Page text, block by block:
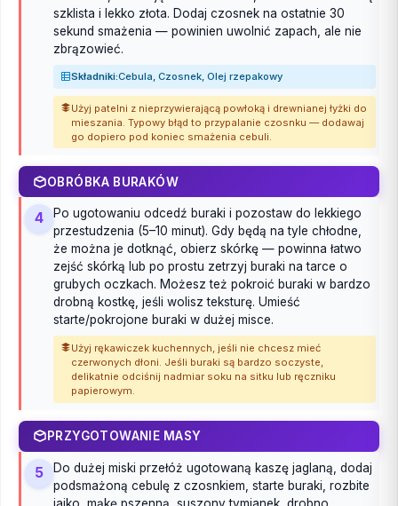
szklista i lekko złota. Dodaj czosnek na ostatnie 30
sekund smażenia — powinien uwolnić zapach, ale nie
zbrązowieć.
Składniki:Cebula, Czosnek, Olej rzepakowy
Użyj patelni z nieprzywierającą powłoką i drewnianej łyżki do
mieszania. Typowy błąd to przypalanie czosnku — dodawaj
go dopiero pod koniec smażenia cebuli.
OBRÓBKA BURAKÓW
4
Po ugotowaniu odcedź buraki i pozostaw do lekkiego
przestudzenia (5–10 minut). Gdy będą na tyle chłodne,
że można je dotknąć, obierz skórkę — powinna łatwo
zejść skórką lub po prostu zetrzyj buraki na tarce o
grubych oczkach. Możesz też pokroić buraki w bardzo
drobną kostkę, jeśli wolisz teksturę. Umieść
starte/pokrojone buraki w dużej misce.
Użyj rękawiczek kuchennych, jeśli nie chcesz mieć
czerwonych dłoni. Jeśli buraki są bardzo soczyste,
delikatnie odciśnij nadmiar soku na sitku lub ręczniku
papierowym.
PRZYGOTOWANIE MASY
5
Do dużej miski przełóż ugotowaną kaszę jaglaną, dodaj
podsmażoną cebulę z czosnkiem, starte buraki, rozbite
jajko, mąkę pszenną, suszony tymianek, drobno